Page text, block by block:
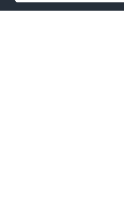
成個園區佈置得好